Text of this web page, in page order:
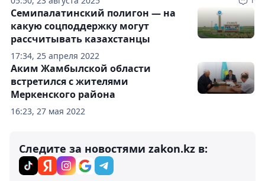
17:34, 25 апреля 2022
Семипалатинский полигон — на
какую соцподдержку могут
рассчитывать казахстанцы
16:23, 27 мая 2022
Аким Жамбылской области
встретился с жителями
Меркенского района
Следите за новостями zakon.kz в: